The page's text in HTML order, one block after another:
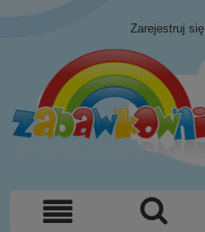
Zarejestruj się